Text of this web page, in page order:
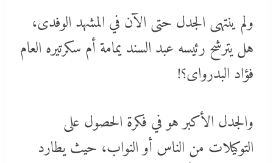
ولم ينتهى الجدل حتى الآن في المشهد الوفدى،
هل يترشح رئيسه عبد السند يمامة أم سكرتيره العام
فؤاد البدرواى؟!
والجدل الأكبر هو في فكرة الحصول على
التوكيلات من الناس أو النواب، حيث يطارد